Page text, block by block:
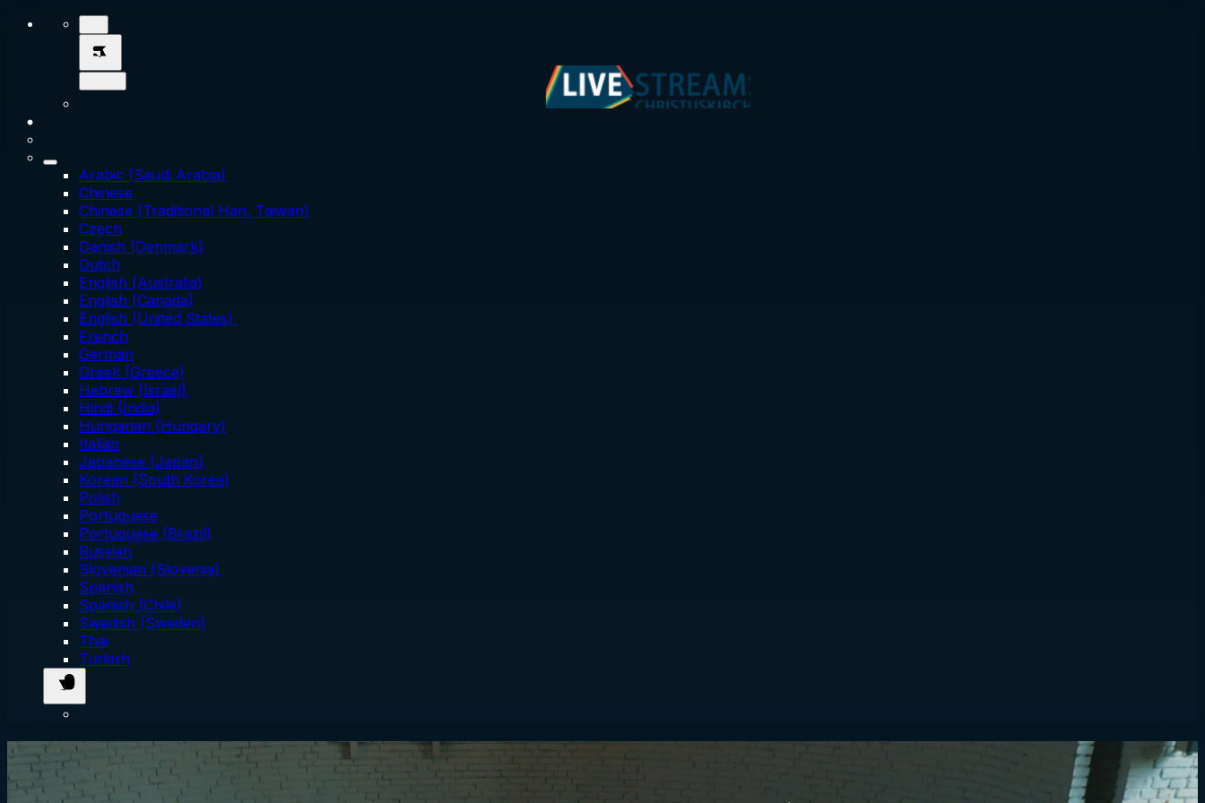
Arabic (Saudi Arabia)
Chinese
Chinese (Traditional Han, Taiwan)
Czech
Danish (Denmark)
Dutch
English (Australia)
English (Canada)
English (United States)
French
German
Greek (Greece)
Hebrew (Israel)
Hindi (India)
Hungarian (Hungary)
Italian
Japanese (Japan)
Korean (South Korea)
Polish
Portuguese
Portuguese (Brazil)
Russian
Slovenian (Slovenia)
Spanish
Spanish (Chile)
Swedish (Sweden)
Thai
Turkish